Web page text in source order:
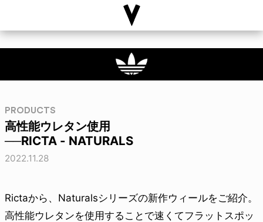
PRODUCTS
高性能ウレタン使用
──RICTA - NATURALS
2022.11.28
Rictaから、Naturalsシリーズの新作ウィールをご紹介。
高性能ウレタンを使用することで速くてフラットスポッ